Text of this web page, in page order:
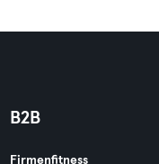
B2B
Firmenfitness